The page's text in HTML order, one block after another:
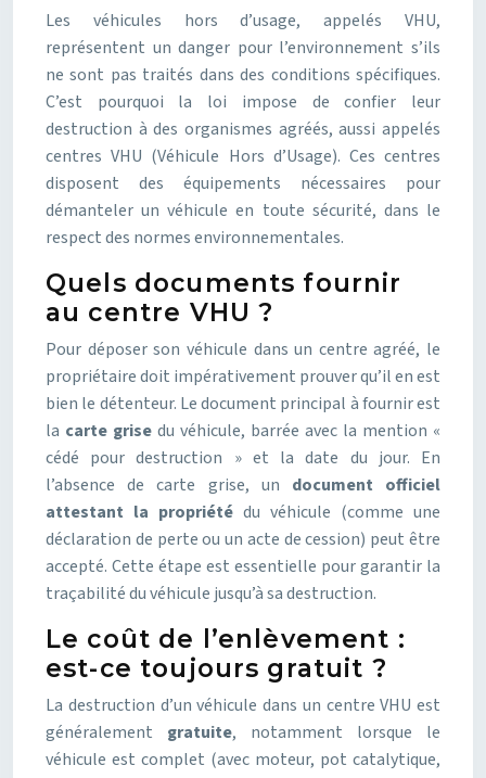
Les véhicules hors d’usage, appelés VHU,
représentent un danger pour l’environnement s’ils
ne sont pas traités dans des conditions spécifiques.
C’est pourquoi la loi impose de confier leur
destruction à des organismes agréés, aussi appelés
centres VHU (Véhicule Hors d’Usage). Ces centres
disposent des équipements nécessaires pour
démanteler un véhicule en toute sécurité, dans le
respect des normes environnementales.
Quels documents fournir
au centre VHU ?
Pour déposer son véhicule dans un centre agréé, le
propriétaire doit impérativement prouver qu’il en est
bien le détenteur. Le document principal à fournir est
la carte grise du véhicule, barrée avec la mention «
cédé pour destruction » et la date du jour. En
l’absence de carte grise, un document officiel
attestant la propriété du véhicule (comme une
déclaration de perte ou un acte de cession) peut être
accepté. Cette étape est essentielle pour garantir la
traçabilité du véhicule jusqu’à sa destruction.
Le coût de l’enlèvement :
est-ce toujours gratuit ?
La destruction d’un véhicule dans un centre VHU est
généralement gratuite, notamment lorsque le
véhicule est complet (avec moteur, pot catalytique,